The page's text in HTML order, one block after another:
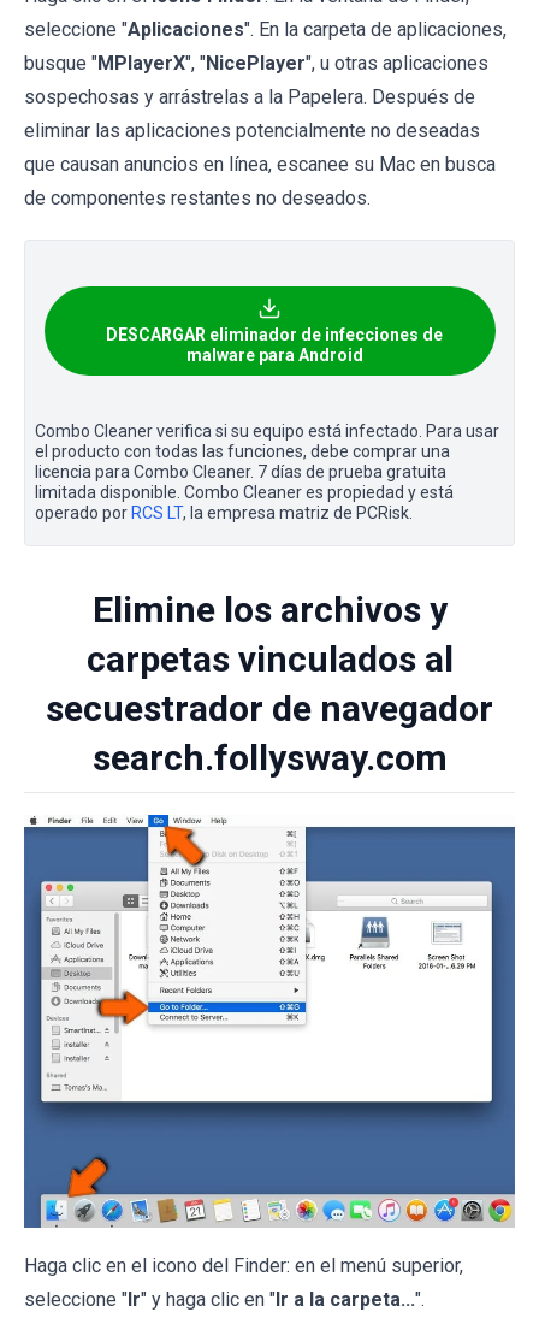
seleccione "Aplicaciones". En la carpeta de aplicaciones,
busque "MPlayerX", "NicePlayer", u otras aplicaciones
sospechosas y arrástrelas a la Papelera. Después de
eliminar las aplicaciones potencialmente no deseadas
que causan anuncios en línea, escanee su Mac en busca
de componentes restantes no deseados.
DESCARGAR eliminador de infecciones de
malware para Android
Combo Cleaner verifica si su equipo está infectado. Para usar
el producto con todas las funciones, debe comprar una
licencia para Combo Cleaner. 7 días de prueba gratuita
limitada disponible. Combo Cleaner es propiedad y está
operado por RCS LT, la empresa matriz de PCRisk.
Elimine los archivos y
carpetas vinculados al
secuestrador de navegador
search.follysway.com
Haga clic en el icono del Finder: en el menú superior,
seleccione "Ir" y haga clic en "Ir a la carpeta...".